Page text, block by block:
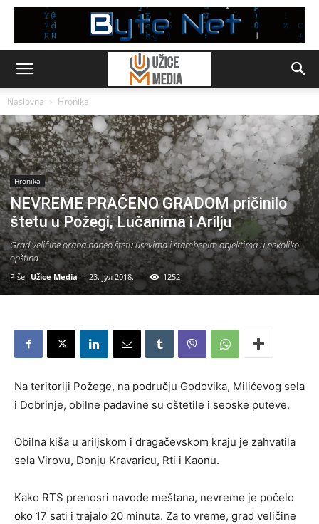
Naslovna Hronika
Hronika
NEVREME PRAĆENO GRADOM pričinilo
štetu u Požegi, Lučanima i Arilju
Grad veličine oraha naneo štetu usevima i stambenim objektima u nekoliko
opština.
Piše: Užice Media - 23. јул 2018. 1252
Na teritoriji Požege, na području Godovika, Milićevog sela
i Dobrinje, obilne padavine su oštetile i seoske puteve.
Obilna kiša u ariljskom i dragačevskom kraju je zahvatila
sela Virovu, Donju Kravaricu, Rti i Kaonu.
Kako RTS prenosri navode meštana, nevreme je počelo
oko 17 sati i trajalo 20 minuta. Za to vreme, grad veličine